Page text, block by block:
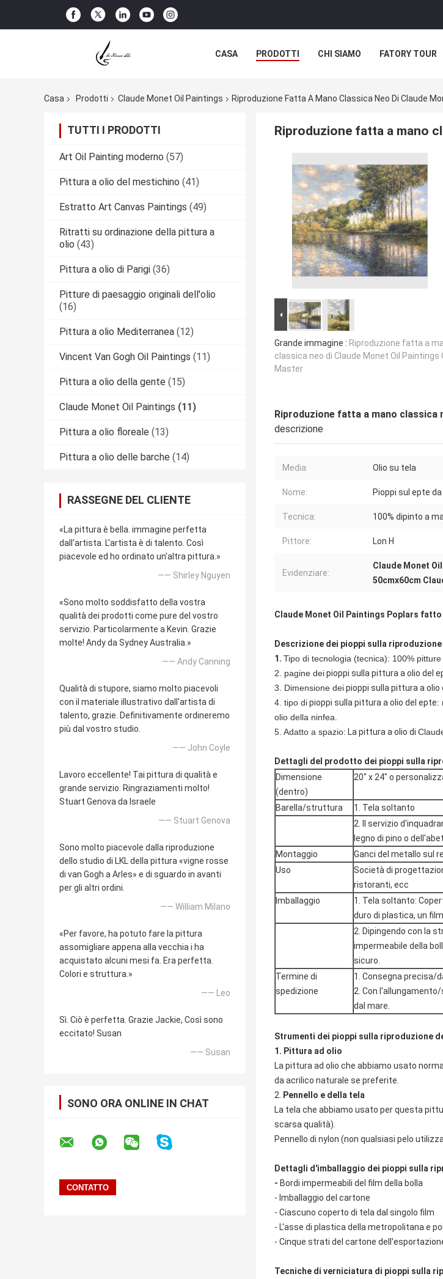
CASA PRODOTTI CHI SIAMO FATORY TOUR
Casa Prodotti Claude Monet Oil Paintings Riproduzione Fatta A Mano Classica Neo Di Claude
TUTTI I PRODOTTI
Art Oil Painting moderno (57)
Pittura a olio del mestichino (41)
Estratto Art Canvas Paintings (49)
Ritratti su ordinazione della pittura a
olio (43)
Pittura a olio di Parigi (36)
Pitture di paesaggio originali dell'olio
(16)
Pittura a olio Mediterranea (12)
Vincent Van Gogh Oil Paintings (11)
Pittura a olio della gente (15)
Claude Monet Oil Paintings (11)
Pittura a olio floreale (13)
Pittura a olio delle barche (14)
RASSEGNE DEL CLIENTE
«La pittura è bella. immagine perfetta
dall'artista. L'artista è di talento. Così
piacevole ed ho ordinato un'altra pittura.»
—— Shirley Nguyen
«Sono molto soddisfatto della vostra
qualità dei prodotti come pure del vostro
servizio. Particolarmente a Kevin. Grazie
molte! Andy da Sydney Australia.»
—— Andy Canning
Qualità di stupore, siamo molto piacevoli
con il materiale illustrativo dall'artista di
talento, grazie. Definitivamente ordineremo
più dal vostro studio.
—— John Coyle
Lavoro eccellente! Tai pittura di qualità e
grande servizio. Ringraziamenti molto!
Stuart Genova da Israele
—— Stuart Genova
Sono molto piacevole dalla riproduzione
dello studio di LKL della pittura «vigne rosse
di van Gogh a Arles» e di sguardo in avanti
per gli altri ordini.
—— William Milano
«Per favore, ha potuto fare la pittura
assomigliare appena alla vecchia i ha
acquistato alcuni mesi fa. Era perfetta.
Colori e struttura.»
—— Leo
Sì. Ciò è perfetta. Grazie Jackie, Così sono
eccitato! Susan
—— Susan
SONO ORA ONLINE IN CHAT
Riproduzione fatta a mano
Grande immagine : Riproduzione fatta a
classica neo di Claude Monet Oil Paintings
Master
Riproduzione fatta a mano classica
descrizione
Media: Olio su tela
Nome: Pioppi sul epte
Tecnica: 100% dipinto a
Pittore: Lon H
Evidenziare:
Claude Monet
50cmx60cm
Claude Monet Oil Paintings Poplars
Descrizione dei pioppi sulla
1. Tipo di tecnologia (tecnica): 100%
2. pagine deipioppi sulla pittura a olio del
3. Dimensione deipioppi sulla pittura a olio
4. tipo dipioppi sulla pittura a olio del epte:
olio della ninfea.
5. Adatto a spazio: La pittura a olio di
Dettagli del prodotto dei pioppi sulla
Dimensione
(dentro)
20" x 24" o
Barella/struttura
1. Tela soltanto
2.
Il servizio
legno di pino o
Montaggio
Ganci del metallo sul
Uso
Società di
ristoranti, ecc
Imballaggio
1. Tela soltanto:
duro di plastica, un
2. Dipingendo con la
impermeabile della
sicuro.
Termine di
spedizione
1. Consegna precisa/
2. Con
dal mare.
Strumenti dei pioppi sulla riproduzione
1. Pittura ad olio
La pittura ad olio che abbiamo usato
da acrilico naturale se preferite.
2. Pennello e della tela
La tela che abbiamo usato per questa
scarsa qualità).
Pennello di nylon (non qualsiasi pelo
Dettagli d'imballaggio dei pioppi sulla
- Bordi impermeabili del film della bolla
- Imballaggio del cartone
- Ciascuno coperto di tela dal singolo film
- L'asse di plastica della metropolitana e
- Cinque strati del cartone
Tecniche di verniciatura di pioppi sulla